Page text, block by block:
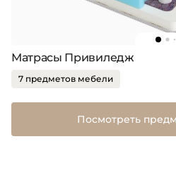
Матрасы Привиледж
7 предметов мебели
Посмотреть